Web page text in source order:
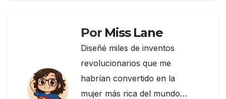
Por Miss Lane
Diseñé miles de inventos
revolucionarios que me
habrían convertido en la
mujer más rica del mundo…